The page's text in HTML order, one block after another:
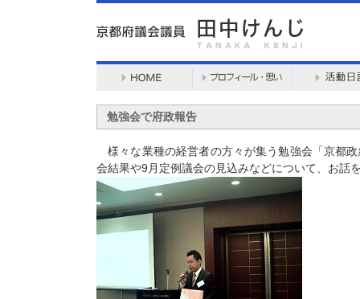
勉強会で府政報告
様々な業種の経営者の方々が集う勉強会「京都
会結果や9月定例議会の見込みなどについて、お話